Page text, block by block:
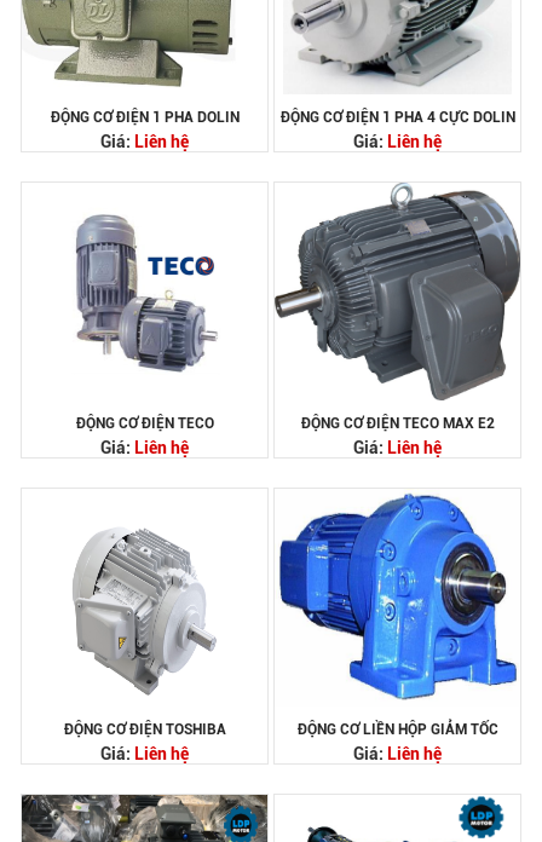
ĐỘNG CƠ ĐIỆN 1 PHA DOLIN
Giá: Liên hệ
ĐỘNG CƠ ĐIỆN 1 PHA 4 CỰC DOLIN
Giá: Liên hệ
ĐỘNG CƠ ĐIỆN TECO
Giá: Liên hệ
ĐỘNG CƠ ĐIỆN TECO MAX E2
Giá: Liên hệ
ĐỘNG CƠ ĐIỆN TOSHIBA
Giá: Liên hệ
ĐỘNG CƠ LIỀN HỘP GIẢM TỐC
Giá: Liên hệ